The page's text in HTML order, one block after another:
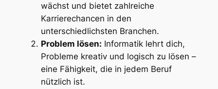
wächst und bietet zahlreiche
Karrierechancen in den
unterschiedlichsten Branchen.
Problem lösen: Informatik lehrt dich,
Probleme kreativ und logisch zu lösen –
eine Fähigkeit, die in jedem Beruf
nützlich ist.